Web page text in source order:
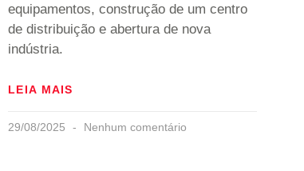
equipamentos, construção de um centro
de distribuição e abertura de nova
indústria.
LEIA MAIS
29/08/2025 Nenhum comentário